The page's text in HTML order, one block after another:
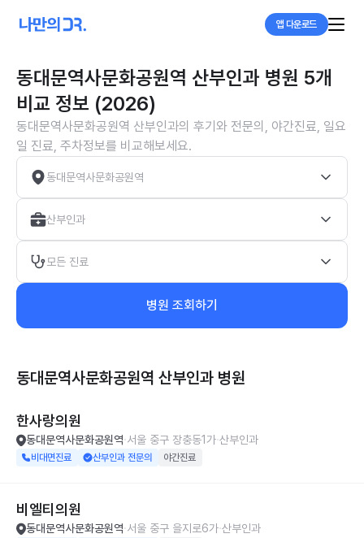
앱 다운로드
동대문역사문화공원역 산부인과 병원 5개
비교 정보 (2026)
동대문역사문화공원역 산부인과의 후기와 전문의, 야간진료, 일요
일 진료, 주차정보를 비교해보세요.
동대문역사문화공원역
산부인과
모든 진료
병원 조회하기
동대문역사문화공원역 산부인과 병원
한사랑의원
동대문역사문화공원역 서울 중구 장충동1가 산부인과
비대면진료 산부인과 전문의 야간진료
비엘티의원
동대문역사문화공원역 서울 중구 을지로6가 산부인과